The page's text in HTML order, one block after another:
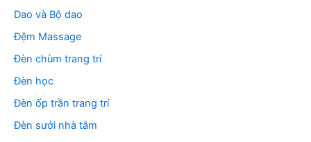
Dao và Bộ dao
Đệm Massage
Đèn chùm trang trí
Đèn học
Đèn ốp trần trang trí
Đèn sưởi nhà tắm